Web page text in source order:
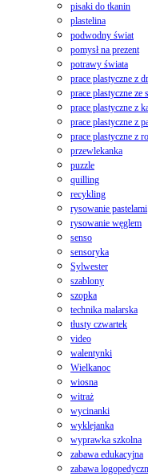
pisaki do tkanin
plastelina
podwodny świat
pomysł na prezent
potrawy świata
prace plastyczne z
prace plastyczne ze
prace plastyczne z
prace plastyczne z
prace plastyczne z
przewlekanka
puzzle
quilling
recykling
rysowanie pastelami
rysowanie węglem
senso
sensoryka
Sylwester
szablony
szopka
technika malarska
tłusty czwartek
video
walentynki
Wielkanoc
wiosna
witraż
wycinanki
wyklejanka
wyprawka szkolna
zabawa edukacyjna
zabawa